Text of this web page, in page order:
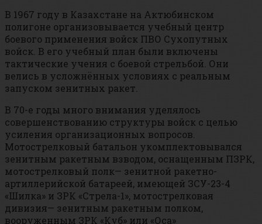
В 1967 году в Казахстане на Актюбинском
полигоне организовывается учебный центр
боевого применения войск ПВО Сухопутных
войск. В его учебный план были включены
тактические учения с боевой стрельбой. Они
велись в усложнённых условиях с реальным
запуском зенитных ракет.
В 70-е годы много внимания уделялось
совершенствованию структуры войск с целью
усиления организационных вопросов.
Мотострелковый батальон укомплектовывался
зенитным ракетным взводом, оснащенным ПЗРК,
мотострелковый полк— зенитной ракетно-
артиллерийской батареей, имеющей ЗСУ-23-4
«Шилка» и ЗРК «Стрела-1», мотострелковая
дивизия— зенитным ракетным полком,
вооруженным ЗРК «Куб» или «Оса»